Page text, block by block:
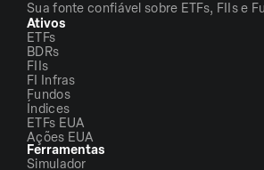
Sua fonte confiável sobre ETFs, FIIs e
Ativos
ETFs
BDRs
FIIs
FI Infras
Fundos
Índices
ETFs EUA
Ações EUA
Ferramentas
Simulador